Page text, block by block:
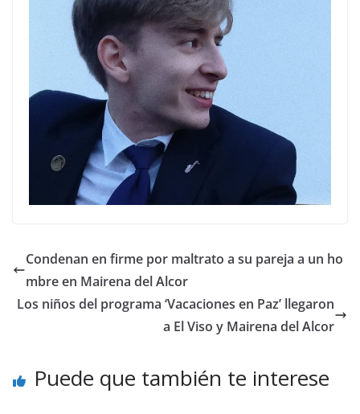
Condenan en firme por maltrato a su pareja a un ho
mbre en Mairena del Alcor
Los niños del programa ‘Vacaciones en Paz’ llegaron
a El Viso y Mairena del Alcor
Puede que también te interese